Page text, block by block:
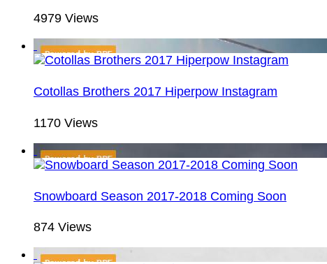
4979 Views
Cotollas Brothers 2017 Hiperpow Instagram
1170 Views
Snowboard Season 2017-2018 Coming Soon
874 Views